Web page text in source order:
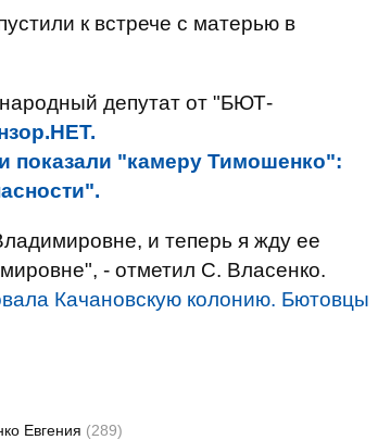
к встрече с матерью в
депутат от "БЮТ-
показали "камеру Тимошенко":
и теперь я жду ее
- отметил С. Власенко.
Качановскую колонию. Бютовцы
Евгения (289)